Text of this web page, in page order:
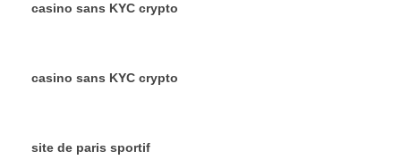
casino sans KYC crypto
casino sans KYC crypto
site de paris sportif